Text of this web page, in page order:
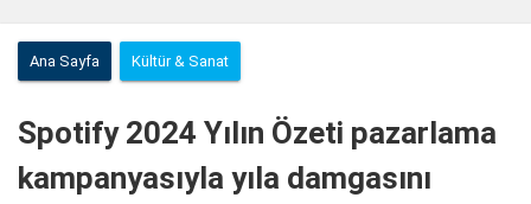
Ana Sayfa Kültür & Sanat
Spotify 2024 Yılın Özeti pazarlama
kampanyasıyla yıla damgasını